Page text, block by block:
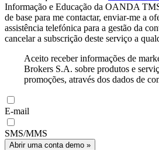
Informação e Educação da OANDA
de base para me contactar, enviar-me a
assistência telefónica para a gestão da
cancelar a subscrição deste serviço a
Aceito receber informações de
Brokers S.A. sobre produtos e
promoções, através dos dados de
E-mail
SMS/MMS
Abrir uma conta demo »